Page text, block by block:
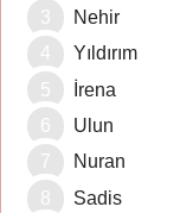
Nehir
Yıldırım
İrena
Ulun
Nuran
Sadis